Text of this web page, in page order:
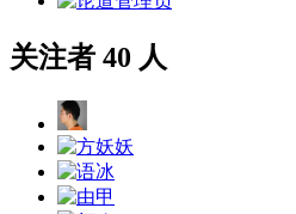
关注者 40 人